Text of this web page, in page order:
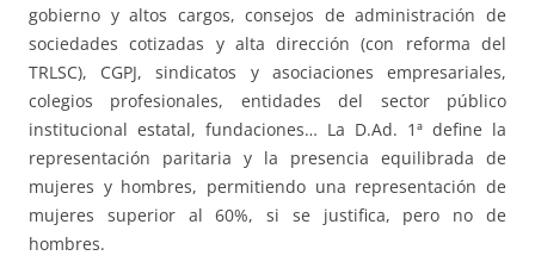
gobierno y altos cargos, consejos de administración de
sociedades cotizadas y alta dirección (con reforma del
TRLSC), CGPJ, sindicatos y asociaciones empresariales,
colegios profesionales, entidades del sector público
institucional estatal, fundaciones… La D.Ad. 1ª define la
representación paritaria y la presencia equilibrada de
mujeres y hombres, permitiendo una representación de
mujeres superior al 60%, si se justifica, pero no de
hombres.